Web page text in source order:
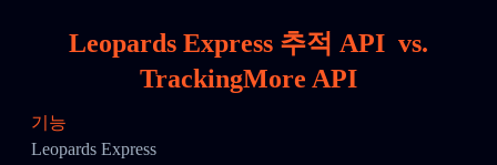
Leopards Express 추적 API vs.
TrackingMore API
기능
Leopards Express